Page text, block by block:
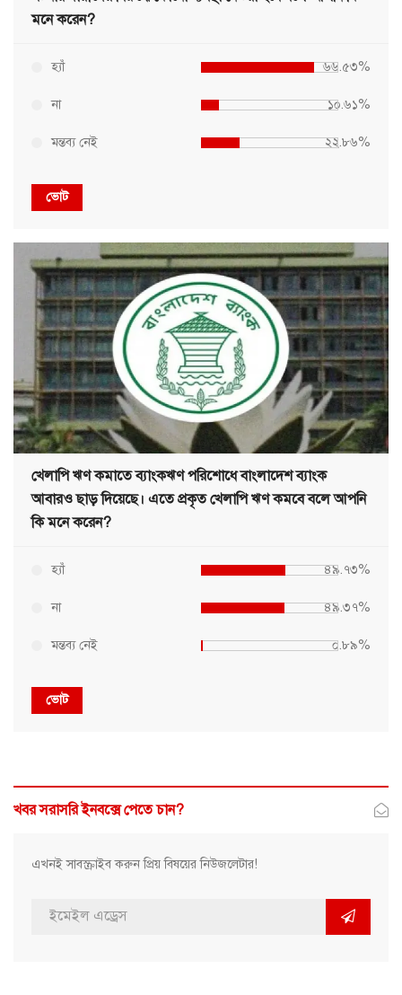
মনে করেন?
হ্যাঁ ৬৬.৫৩%
না ১০.৬১%
মন্তব্য নেই ২২.৮৬%
ভোট
খেলাপি ঋণ কমাতে ব্যাংকঋণ পরিশোধে বাংলাদেশ ব্যাংক
আবারও ছাড় দিয়েছে। এতে প্রকৃত খেলাপি ঋণ কমবে বলে আপনি
কি মনে করেন?
হ্যাঁ ৪৯.৭৩%
না ৪৯.৩৭%
মন্তব্য নেই ০.৮৯%
ভোট
খবর সরাসরি ইনবক্সে পেতে চান?
এখনই সাবস্ক্রাইব করুন প্রিয় বিষয়ের নিউজলেটার!